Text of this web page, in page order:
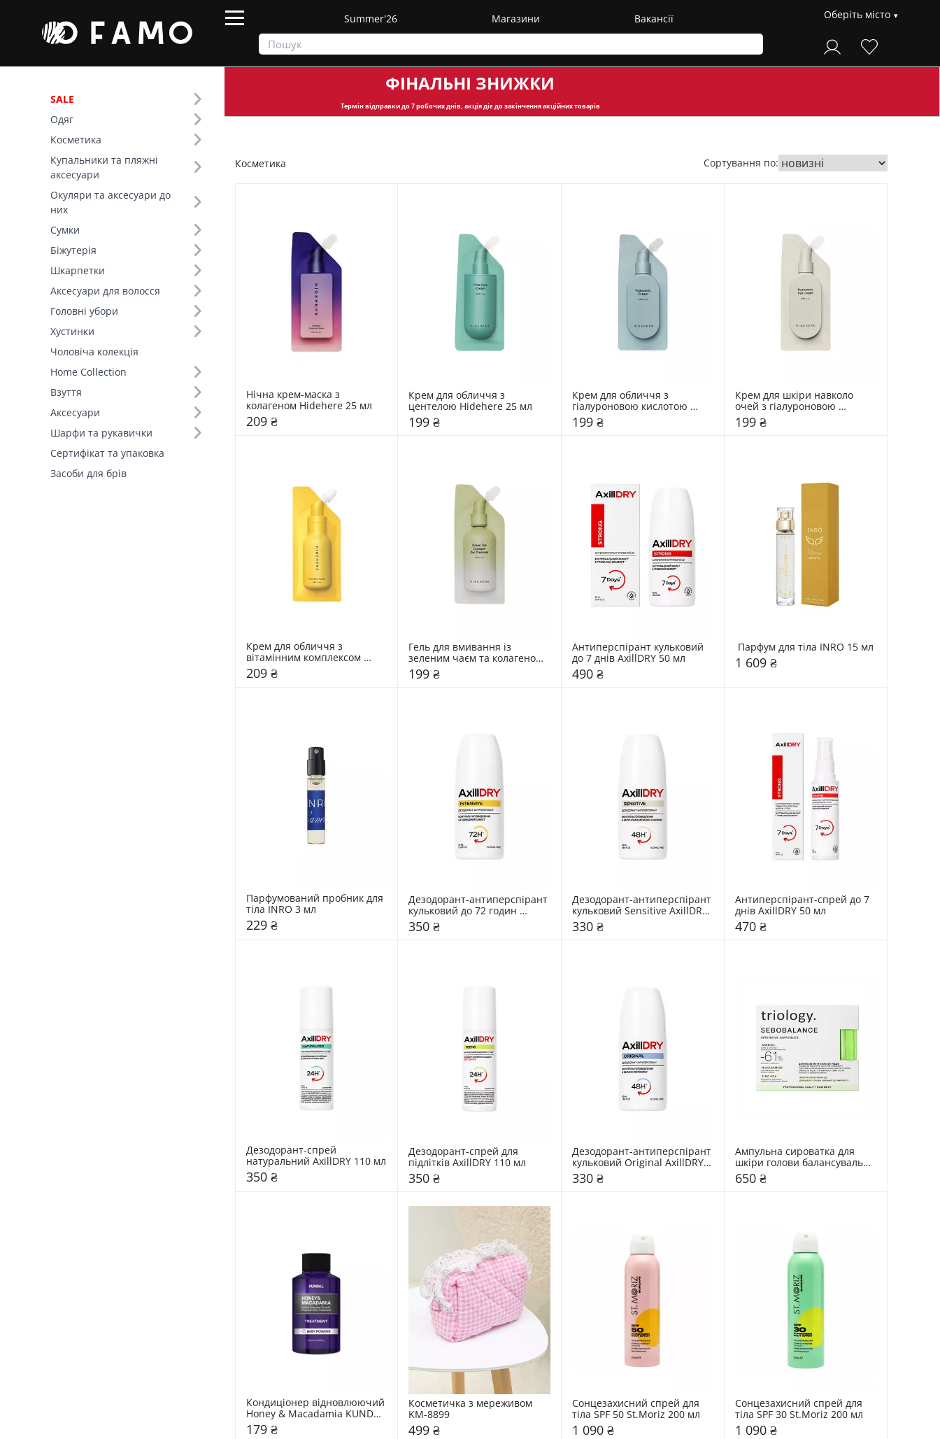
Summer'26 Магазини Вакансії Оберіть місто
SALE
Одяг
Косметика
Купальники та пляжні
аксесуари
Окуляри та аксесуари до
них
Сумки
Біжутерія
Шкарпетки
Аксесуари для волосся
Головні убори
Хустинки
Чоловіча колекція
Home Collection
Взуття
Аксесуари
Шарфи та рукавички
Сертифікат та упаковка
Засоби для брів
ФІНАЛЬНІ ЗНИЖКИ
Термін відправкидо 7 робочих днів, акція діє до закінчення акційних товарів
Фільтр
Ціна
SALE
Призначення (131)
Бренд (146)
Косметика Сортування по:
Нічна крем-маска з
колагеном Hidehere 25 мл
209 ₴
Крем для обличчя з
центелою Hidehere 25 мл
199 ₴
Крем для обличчя з
гіалуроновою кислотою
Hidehere 25 мл
199 ₴
Крем для шкіри навколо
очей з гіалуроновою
кислотою Hidehere 25 мл
199 ₴
Крем для обличчя з
вітамінним комплексом
Hidehere 25 мл
209 ₴
Гель для вмивання із
зеленим чаєм та колагеном
Hidehere 25 мл
199 ₴
Антиперспірант кульковий
490 ₴
Парфум для тіла INRO 15 мл
1 609 ₴
Парфумований пробник для
тіла INRO 3 мл
229 ₴
Дезодорант-антиперспірант
кульковий до 72 годин
350 ₴
Дезодорант-антиперспірант
кульковий Sensitive AxillDRY
50 мл
330 ₴
Антиперспірант-спрей до 7
470 ₴
Дезодорант-спрей
350 ₴
Дезодорант-спрей для
350 ₴
Дезодорант-антиперспірант
кульковий Original AxillDRY
50 мл
330 ₴
Ампульна сироватка для
шкіри голови балансувальна
Triology. Sebobalance
650 ₴
Кондиціонер відновлюючий
Honey & Macadamia KUNDAL
"Baby Powder"
179 ₴
Косметичка з мереживом
KM-8899
499 ₴
Сонцезахисний спрей для
1 090 ₴
Сонцезахисний спрей для
1 090 ₴